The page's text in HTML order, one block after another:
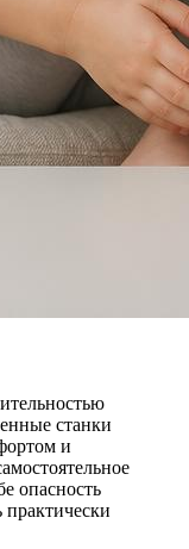
станки
и
опасность
практически